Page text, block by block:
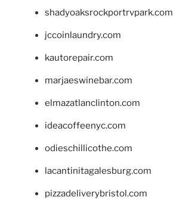
shadyoaksrockportrvpark.com
jccoinlaundry.com
kautorepair.com
marjaeswinebar.com
elmazatlanclinton.com
ideacoffeenyc.com
odieschillicothe.com
lacantinitagalesburg.com
pizzadeliverybristol.com